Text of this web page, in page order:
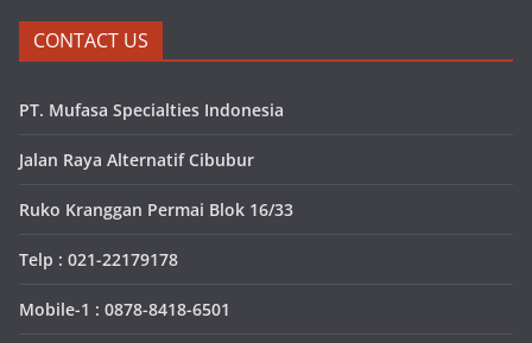
CONTACT US
PT. Mufasa Specialties Indonesia
Jalan Raya Alternatif Cibubur
Ruko Kranggan Permai Blok 16/33
Telp : 021-22179178
Mobile-1 : 0878-8418-6501